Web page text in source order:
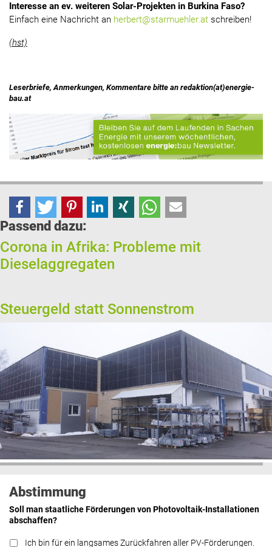
Interesse an ev. weiteren Solar-Projekten in Burkina Faso?
Einfach eine Nachricht an herbert@starmuehler.at schreiben!
(hst)
Leserbriefe, Anmerkungen, Kommentare bitte an redaktion(at)energie-
bau.at
Passend dazu:
Corona in Afrika: Probleme mit
Dieselaggregaten
Steuergeld statt Sonnenstrom
Abstimmung
Soll man staatliche Förderungen von Photovoltaik-Installationen
abschaffen?
Ich bin für ein langsames Zurückfahren aller PV-Förderungen.